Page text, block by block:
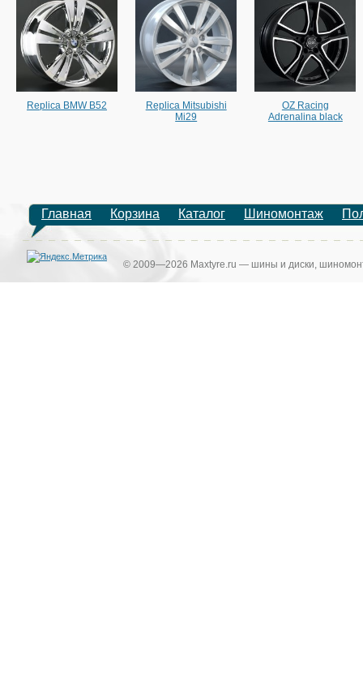
Replica BMW B52
Replica Mitsubishi
Mi29
OZ Racing
Adrenalina black
Главная Корзина Каталог Шиномонтаж
© 2009—2026 Maxtyre.ru — шины и диски,